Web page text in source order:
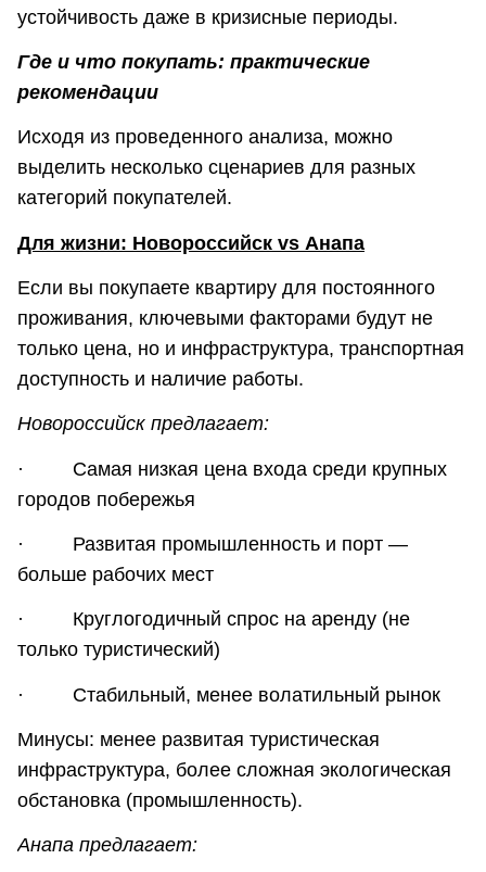
устойчивость даже в кризисные периоды.
Где и что покупать: практические
рекомендации
Исходя из проведенного анализа, можно
выделить несколько сценариев для разных
категорий покупателей.
Для жизни: Новороссийск vs Анапа
Если вы покупаете квартиру для постоянного
проживания, ключевыми факторами будут не
только цена, но и инфраструктура, транспортная
доступность и наличие работы.
Новороссийск предлагает:
· Самая низкая цена входа среди крупных
городов побережья
· Развитая промышленность и порт —
больше рабочих мест
· Круглогодичный спрос на аренду (не
только туристический)
· Стабильный, менее волатильный рынок
Минусы: менее развитая туристическая
инфраструктура, более сложная экологическая
обстановка (промышленность).
Анапа предлагает: